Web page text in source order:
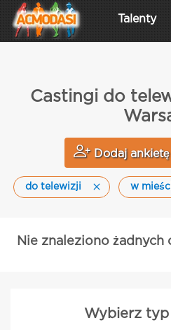
Talenty
Castingi do
Dodaj ankietę
do telewizji w
Nie znaleziono żadnych
Wybierz